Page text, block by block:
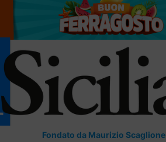
Fondato da Maurizio Scaglione